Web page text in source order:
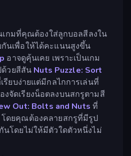
เกมที่คุณต้องใส่ลูกบอลสีลงใน
นเพื่อให้ได้คะแนนสูงขึ้น
อาจดูคุ้นเคย เพราะเป็นเกม
ด้วยสีสัน Nuts Puzzle: Sort
รียบง่ายแต่มีกลไกการเล่นที่
จัดเรียงน็อตลงบนสกรูตามสี
Out: Bolts and Nuts ที่
ดยคุณต้องคลายสกรูที่มีรูป
นโดยไม่ให้มีตัวใดตัวหนึ่งไม่